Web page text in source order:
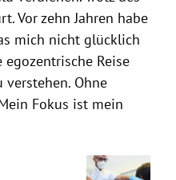
Vor zehn Jahren habe
mich nicht glücklich
Reise
verstehen. Ohne
Fokus ist mein